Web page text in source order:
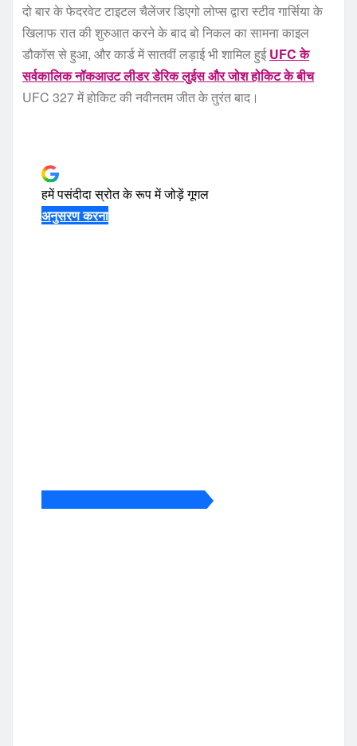
दो बार के फेदरवेट टाइटल चैलेंजर डिएगो लोप्स द्वारा स्टीव गार्सिया के
खिलाफ रात की शुरुआत करने के बाद बो निकल का सामना काइल
डौकॉस से हुआ, और कार्ड में सातवीं लड़ाई भी शामिल हुईUFC के
सर्वकालिक नॉकआउट लीडर डेरिक लुईस और जोश होकिट के बीच
UFC 327 में होकिट की नवीनतम जीत के तुरंत बाद।
हमें पसंदीदा स्रोत के रूप में जोड़ेंगूगल
अनुसरण करना